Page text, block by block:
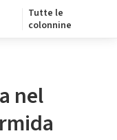
Tutte le
colonnine
nel